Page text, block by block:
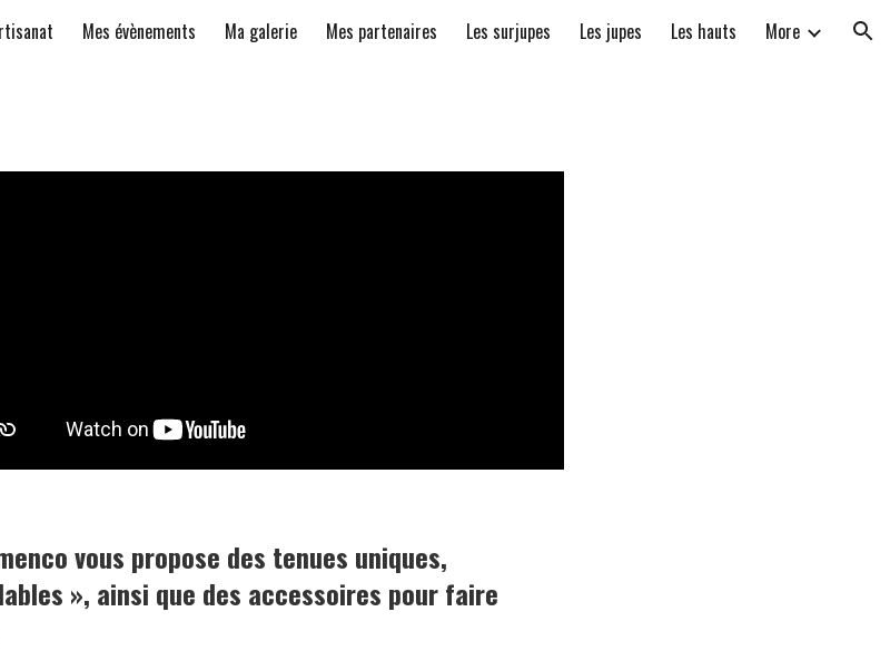
Skip to navigation
Mes évènements Ma galerie Mes partenaires Les surjupes Les jupes Les hauts More
vous propose des tenues uniques,
», ainsi que des accessoires pour faire